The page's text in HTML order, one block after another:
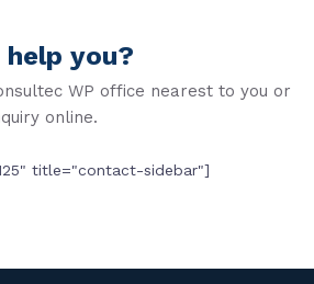
you?
WP office nearest to you or
online.
title="contact-sidebar"]